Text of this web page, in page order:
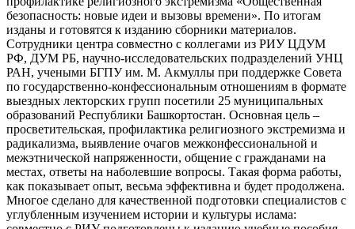
безопасность: новые идеи и вызовы времени». По итогам
изданы и готовятся к изданию сборники материалов.
Сотрудники центра совместно с коллегами из РИУ ЦДУМ
РФ, ДУМ РБ, научно-исследовательских подразделений УНЦ
РАН, учеными БГПУ им. М. Акмуллы при поддержке Совета
по государственно-конфессиональным отношениям в формате
выездных лекторских групп посетили 25 муниципальных
образований Республики Башкортостан. Основная цель –
просветительская, профилактика религиозного экстремизма и
радикализма, выявление очагов межконфессиональной и
межэтнической напряженности, общение с гражданами на
местах, ответы на наболевшие вопросы. Такая форма работы,
как показывает опыт, весьма эффективна и будет продолжена.
Многое сделано для качественной подготовки специалистов с
углубленным изучением истории и культуры ислама: